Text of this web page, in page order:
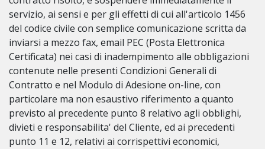
servizio, ai sensi e per gli effetti di cui all'articolo 1456
del codice civile con semplice comunicazione scritta da
inviarsi a mezzo fax, email PEC (Posta Elettronica
Certificata) nei casi di inadempimento alle obbligazioni
contenute nelle presenti Condizioni Generali di
Contratto e nel Modulo di Adesione on-line, con
particolare ma non esaustivo riferimento a quanto
previsto al precedente punto 8 relativo agli obblighi,
divieti e responsabilita' del Cliente, ed ai precedenti
punto 11 e 12, relativi ai corrispettivi economici,